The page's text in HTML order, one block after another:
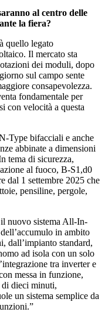
al centro delle
la fiera?
quello legato
Il mercato sta
dei moduli, dopo
sul campo sente
consapevolezza.
fondamentale per
con velocità a questa
Type bifacciali e anche
abbinate a dimensioni
tema di sicurezza,
al fuoco, B-S1,d0
dal 1 settembre 2025 che
pensiline, pergole,
nuovo sistema All-In-
in ambito
dall’impianto standard,
ad isola con un solo
tra inverter e
messa in funzione,
di dieci minuti,
un sistema semplice da